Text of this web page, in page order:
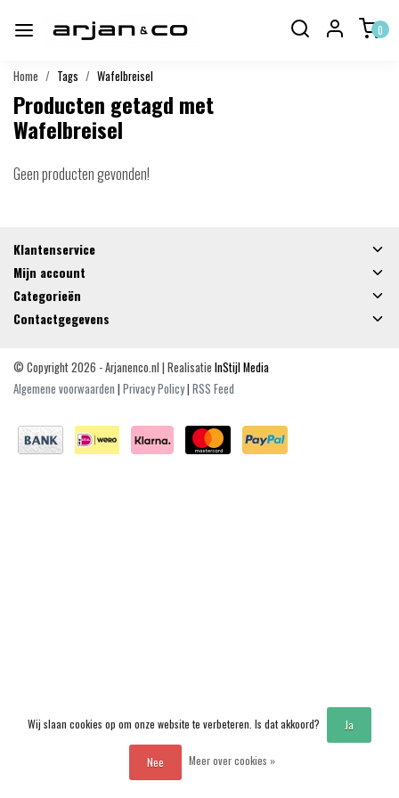
0
Home Tags Wafelbreisel
Producten getagd met
Wafelbreisel
Geen producten gevonden!
Klantenservice
Mijn account
Categorieën
Contactgegevens
© Copyright 2026 - Arjanenco.nl | Realisatie InStijl Media
Algemene voorwaarden | Privacy Policy| RSS Feed
Wij slaan cookies op om onze website te verbeteren. Is dat akkoord? Ja
Nee Meer over cookies »